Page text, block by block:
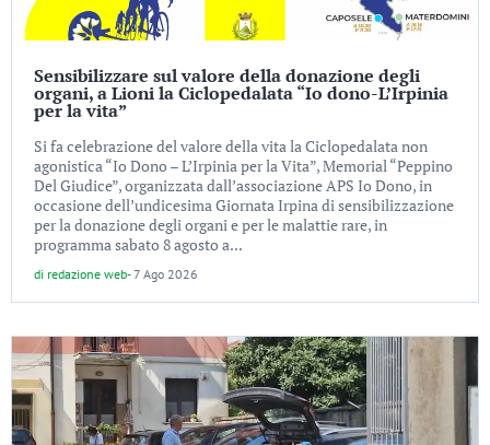
Sensibilizzare sul valore della donazione degli
organi, a Lioni la Ciclopedalata “Io dono-L’Irpinia
per la vita”
Si fa celebrazione del valore della vita la Ciclopedalata non
agonistica “Io Dono – L’Irpinia per la Vita”, Memorial “Peppino
Del Giudice”, organizzata dall’associazione APS Io Dono, in
occasione dell’undicesima Giornata Irpina di sensibilizzazione
per la donazione degli organi e per le malattie rare, in
programma sabato 8 agosto a...
di redazione web-7 Ago 2026